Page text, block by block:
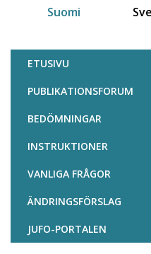
Suomi
Julkaisufoorumi
ETUSIVU
PUBLIKATIONSFORUM
BEDÖMNINGAR
INSTRUKTIONER
VANLIGA FRÅGOR
ÄNDRINGSFÖRSLAG
JUFO-PORTALEN